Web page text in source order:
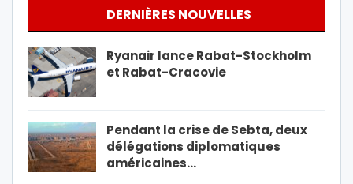
DERNIÈRES NOUVELLES
Ryanair lance Rabat-Stockholm
et Rabat-Cracovie
Pendant la crise de Sebta, deux
délégations diplomatiques
américaines…